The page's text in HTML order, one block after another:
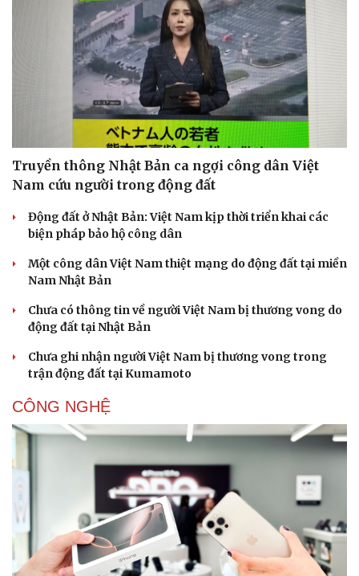
Doanh nghiệp
Thông tin doanh nghiệp
Doanh nghiệp 24h
Vì cộng đồng
Sành điệu
Truyền thông Nhật Bản ca ngợi công dân Việt
Nam cứu người trong động đất
Động đất ở Nhật Bản: Việt Nam kịp thời triển khai các
biện pháp bảo hộ công dân
Một công dân Việt Nam thiệt mạng do động đất tại miền
Nam Nhật Bản
Chưa có thông tin về người Việt Nam bị thương vong do
động đất tại Nhật Bản
Chưa ghi nhận người Việt Nam bị thương vong trong
trận động đất tại Kumamoto
CÔNG NGHỆ